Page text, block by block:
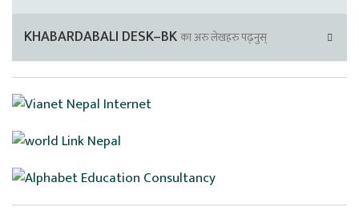
KHABARDABALI DESK–BKका अरु लेखहरु पढ्नुस्